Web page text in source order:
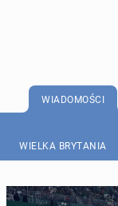
WIADOMOŚCI
WIELKA BRYTANIA